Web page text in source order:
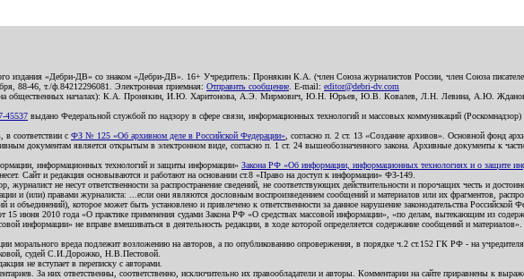
издания «Дебри-ДВ» со знаком «Дебри-ДВ». 16+ Учредитель: Пронякин К.А. (член Союза журналистов России, член Союза
88-46, т./ф.84212296081. Электронная приемная: Отправить сообщение . E-mail: editor@debri-dv.com
(на общественных началах): К.А. Пронякин, И.Ю. Харитонова, А.Э. Мирмович, Ю.Н. Юрьев, Ю.В. Ковалев, Л.Н. Левина, А.Ю.
выдано Федеральной службой по надзору в сфере связи, информационных технологий и массовых коммуникаций (Роскомнадзор)
соответствии с ФЗ № 125 «Об архивном деле в Российской Федерации» , согласно п. 2 ст. 13 «Создание архивов». Основной фонд
документам является открытым в электронном виде, согласно п. 1 ст. 24 вышеобозначенного закона. Архивные документы к
информационных технологий и защиты информации» Закона РФ «Об информации, информационных технологиях и о защите
Сайт и редакция основываются и работают на основании ст.8 «Право на доступ к информации» ФЗ-149.
не несут ответственности за распространение сведений, не соответствующих действительности и порочащих честь и
и (или) правами журналиста: ...если они являются дословным воспроизведением сообщений и материалов или их фрагментов,
объединений), которое может быть установлено и привлечено к ответственности за данное нарушение законодательства Российской
июня 2010 года «О практике применения судами Закона РФ «О средствах массовой информации», «по делам, вытекающим из
информации» не вправе вмешиваться в деятельность редакции, в ходе которой определяется содержание сообщений и материалов».
морального вреда подлежит возложению на авторов, а по опубликованию опровержения, в порядке ч.2 ст.152 ГК РФ - на учредителя
судей С.И.Дорожко, Н.В.Пестовой.
не вступает в переписку с авторами.
За них ответственны, соответственно, исключительно их правообладатели и авторы. Комментарии на сайте приравнены к